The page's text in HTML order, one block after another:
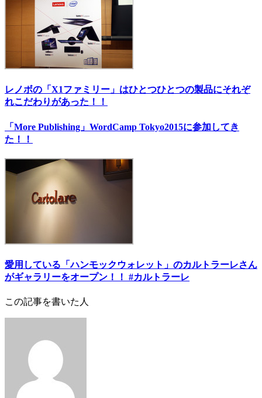
レノボの「X1ファミリー」はひとつひとつの製品にそれぞ
れこだわりがあった！！
「More Publishing」WordCamp Tokyo2015に参加してき
た！！
愛用している「ハンモックウォレット」のカルトラーレさん
がギャラリーをオープン！！ #カルトラーレ
この記事を書いた人